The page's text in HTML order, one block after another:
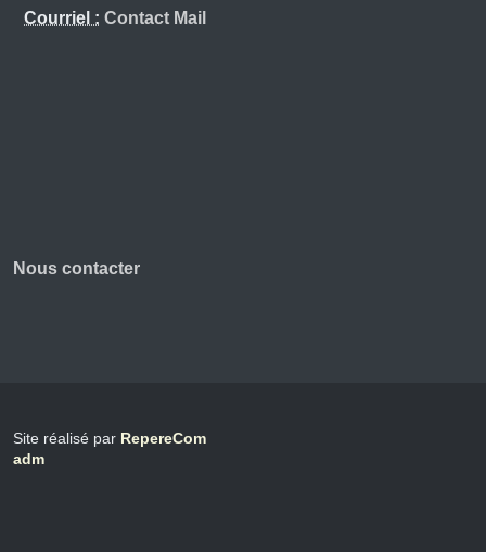
Courriel : Contact Mail
Nous contacter
Site réalisé par RepereCom
adm